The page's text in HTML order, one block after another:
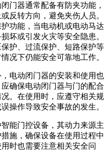
门器通常配备有防夹功能，
反转方向，避免夹伤人员。
功能，当电动机或电动马达
坏或引发火灾等安全隐患。
护、过流保护、短路保护等
况下仍能安全可靠地工作。
电动闭门器的安装和使用也
确保电动闭门器与门的配合
。在使用时，应遵守相关规
操作导致安全事故的发生。
能门控设备，其动力来源主
施，确保设备在使用过程中
时也需要注意相关安全问